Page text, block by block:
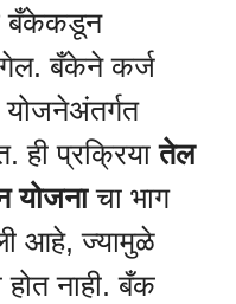
बँकेकडून
बँकेने कर्ज
ही प्रक्रियातेल
योजनाचा भाग
आहे, ज्यामुळे
नाही. बँक